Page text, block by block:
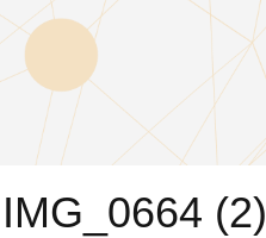
IMG_0664 (2)